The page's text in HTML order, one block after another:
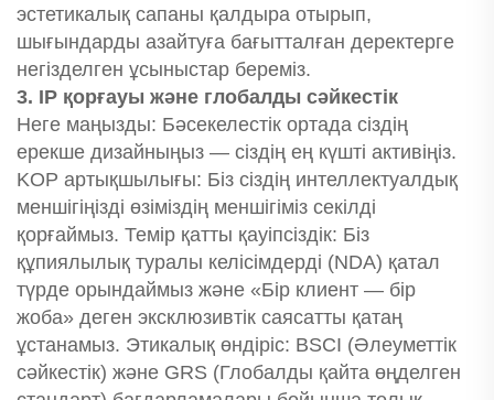
эстетикалық сапаны қалдыра отырып,
шығындарды азайтуға бағытталған деректерге
негізделген ұсыныстар береміз.
3. IP қорғауы және глобалды сәйкестік
Неге маңызды: Бәсекелестік ортада сіздің
ерекше дизайныңыз — сіздің ең күшті активіңіз.
KOP артықшылығы: Біз сіздің интеллектуалдық
меншігіңізді өзіміздің меншігіміз секілді
қорғаймыз. Темір қатты қауіпсіздік: Біз
құпиялылық туралы келісімдерді (NDA) қатал
түрде орындаймыз және «Бір клиент — бір
жоба» деген эксклюзивтік саясатты қатаң
ұстанамыз. Этикалық өндіріс: BSCI (Әлеуметтік
сәйкестік) және GRS (Глобалды қайта өңделген